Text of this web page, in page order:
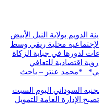
الدويم بولاية النيل الأبيض
الإجتماعية محلية ريفي وسط
لدورها في جباية الزكاة
اقتصادية للتعافي
*محمد عنتر – باحث
السوداني اليوم السبت
الإدارة العامة للتمويل